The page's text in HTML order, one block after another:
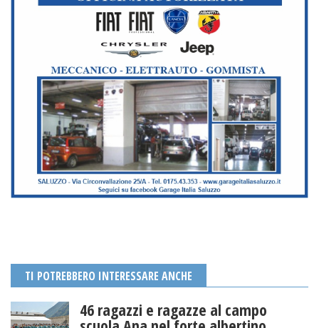
TI POTREBBERO INTERESSARE ANCHE
46 ragazzi e ragazze al campo